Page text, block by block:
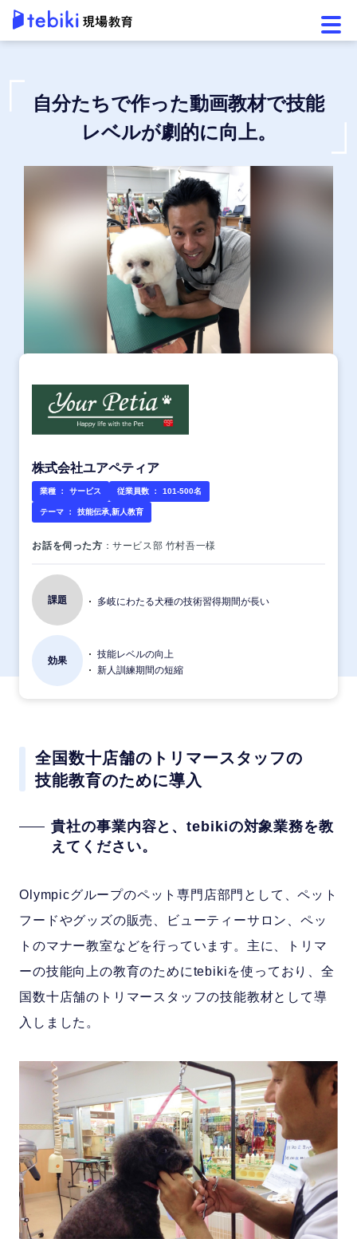
自分たちで作った動画教材で技能
レベルが劇的に向上。
株式会社ユアペティア
業種 ： サービス 従業員数 ： 101-500名
テーマ ： 技能伝承,新人教育
お話を伺った方 ：サービス部 竹村吾一様
課題 多岐にわたる犬種の技術習得期間が長い
効果
技能レベルの向上
新人訓練期間の短縮
全国数十店舗のトリマースタッフの
技能教育のために導入
貴社の事業内容と、tebikiの対象業務を教
えてください。
Olympicグループのペット専門店部門として、ペット
フードやグッズの販売、ビューティーサロン、ペッ
トのマナー教室などを行っています。主に、トリマ
ーの技能向上の教育のためにtebikiを使っており、全
国数十店舗のトリマースタッフの技能教材として導
入しました。